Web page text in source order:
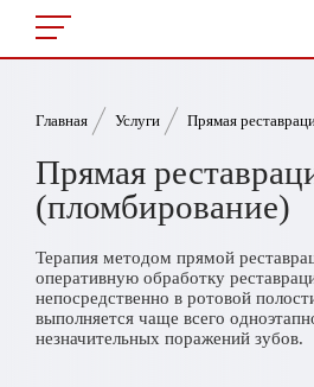
Главная Услуги Прямая
Прямая
(пломбирование)
Терапия методом прямой
оперативную обработку
непосредственно в ротовой
выполняется чаще всего
незначительных поражений зубов.